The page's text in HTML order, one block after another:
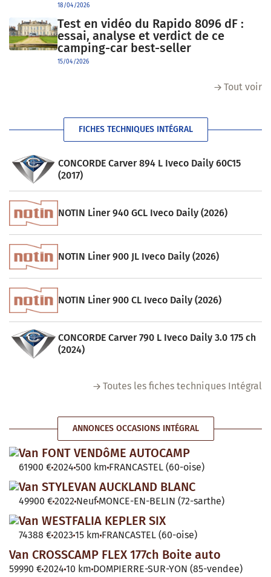
18/04/2026
Test en vidéo du Rapido 8096 dF :
essai, analyse et verdict de ce
camping-car best-seller
15/04/2026
Tout voir
FICHES TECHNIQUES INTÉGRAL
CONCORDE Carver 894 L Iveco Daily 60C15
(2017)
NOTIN Liner 940 GCL Iveco Daily (2026)
NOTIN Liner 900 JL Iveco Daily (2026)
NOTIN Liner 900 CL Iveco Daily (2026)
CONCORDE Carver 790 L Iveco Daily 3.0 175 ch
(2024)
Toutes les fiches techniques Intégral
ANNONCES OCCASIONS INTÉGRAL
Van FONT VENDôME AUTOCAMP
61900 €2024 500 km FRANCASTEL (60-oise)
Van STYLEVAN AUCKLAND BLANC
49900 €2022 Neuf MONCE-EN-BELIN (72-sarthe)
Van WESTFALIA KEPLER SIX
74388 €2023 15 km FRANCASTEL (60-oise)
Van CROSSCAMP FLEX 177ch Boite auto
59990 €2024 10 km DOMPIERRE-SUR-YON (85-vendee)